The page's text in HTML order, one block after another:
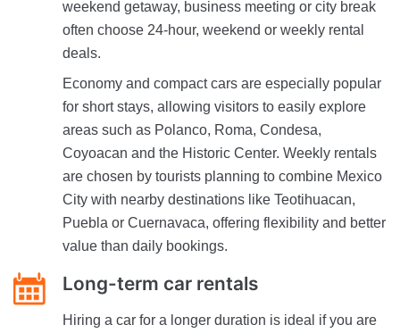
weekend getaway, business meeting or city break
often choose 24-hour, weekend or weekly rental
deals.
Economy and compact cars are especially popular
for short stays, allowing visitors to easily explore
areas such as Polanco, Roma, Condesa,
Coyoacan and the Historic Center. Weekly rentals
are chosen by tourists planning to combine Mexico
City with nearby destinations like Teotihuacan,
Puebla or Cuernavaca, offering flexibility and better
value than daily bookings.
Long-term car rentals
Hiring a car for a longer duration is ideal if you are